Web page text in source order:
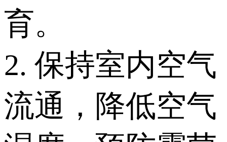
育。
2. 保持室内空气
流通，降低空气